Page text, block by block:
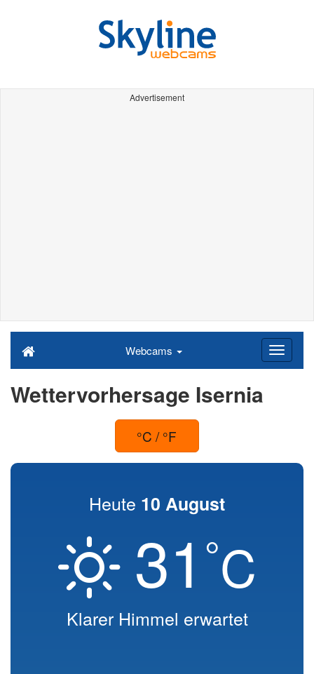
Advertisement
Webcams
Wettervorhersage Isernia
°C / °F
Heute 10 August
31 °C
Klarer Himmel erwartet